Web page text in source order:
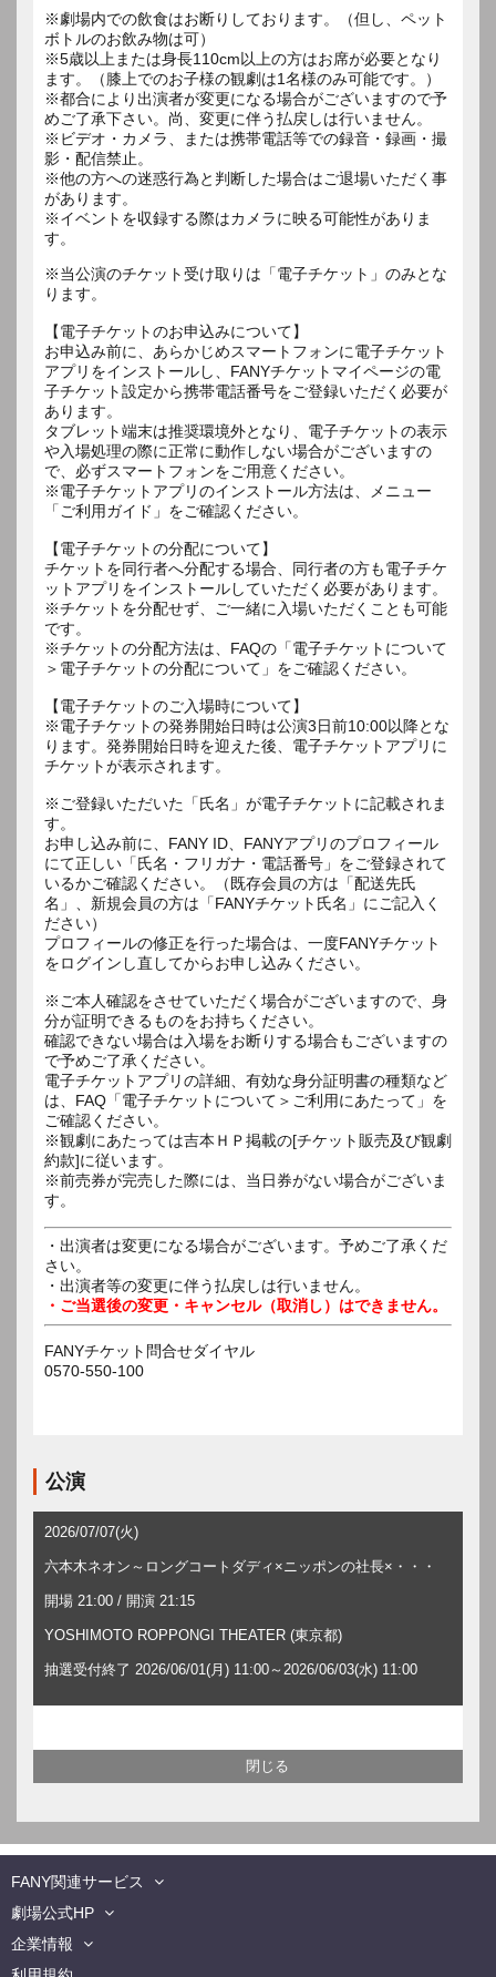
※劇場内での飲食はお断りしております。（但し、ペット
ボトルのお飲み物は可）
※5歳以上または身長110cm以上の方はお席が必要となり
ます。（膝上でのお子様の観劇は1名様のみ可能です。）
※都合により出演者が変更になる場合がございますので予
めご了承下さい。尚、変更に伴う払戻しは行いません。
※ビデオ・カメラ、または携帯電話等での録音・録画・撮
影・配信禁止。
※他の方への迷惑行為と判断した場合はご退場いただく事
があります。
※イベントを収録する際はカメラに映る可能性がありま
す。
※当公演のチケット受け取りは「電子チケット」のみとな
ります。
【電子チケットのお申込みについて】
お申込み前に、あらかじめスマートフォンに電子チケット
アプリをインストールし、FANYチケットマイページの電
子チケット設定から携帯電話番号をご登録いただく必要が
あります。
タブレット端末は推奨環境外となり、電子チケットの表示
や入場処理の際に正常に動作しない場合がございますの
で、必ずスマートフォンをご用意ください。
※電子チケットアプリのインストール方法は、メニュー
「ご利用ガイド」をご確認ください。
【電子チケットの分配について】
チケットを同行者へ分配する場合、同行者の方も電子チケ
ットアプリをインストールしていただく必要があります。
※チケットを分配せず、ご一緒に入場いただくことも可能
です。
※チケットの分配方法は、FAQの「電子チケットについて
＞電子チケットの分配について」をご確認ください。
【電子チケットのご入場時について】
※電子チケットの発券開始日時は公演3日前10:00以降とな
ります。発券開始日時を迎えた後、電子チケットアプリに
チケットが表示されます。
※ご登録いただいた「氏名」が電子チケットに記載されま
す。
お申し込み前に、FANY ID、FANYアプリのプロフィール
にて正しい「氏名・フリガナ・電話番号」をご登録されて
いるかご確認ください。（既存会員の方は「配送先氏
名」、新規会員の方は「FANYチケット氏名」にご記入く
ださい）
プロフィールの修正を行った場合は、一度FANYチケット
をログインし直してからお申し込みください。
※ご本人確認をさせていただく場合がございますので、身
分が証明できるものをお持ちください。
確認できない場合は入場をお断りする場合もございますの
で予めご了承ください。
電子チケットアプリの詳細、有効な身分証明書の種類など
は、FAQ「電子チケットについて＞ご利用にあたって」を
ご確認ください。
※観劇にあたっては吉本ＨＰ掲載の[チケット販売及び観劇
約款]に従います。
※前売券が完売した際には、当日券がない場合がございま
す。
・出演者は変更になる場合がございます。予めご了承くだ
さい。
・出演者等の変更に伴う払戻しは行いません。
・ご当選後の変更・キャンセル（取消し）はできません。
FANYチケット問合せダイヤル
0570-550-100
公演
2026/07/07(火)
六本木ネオン～ロングコートダディ×ニッポンの社長×・・・
開場 21:00 / 開演 21:15
YOSHIMOTO ROPPONGI THEATER (東京都)
抽選受付終了 2026/06/01(月) 11:00～2026/06/03(水) 11:00
FANY関連サービス
劇場公式HP
企業情報